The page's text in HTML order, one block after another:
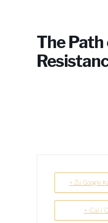
The
+ Zu Google
+ iCal /